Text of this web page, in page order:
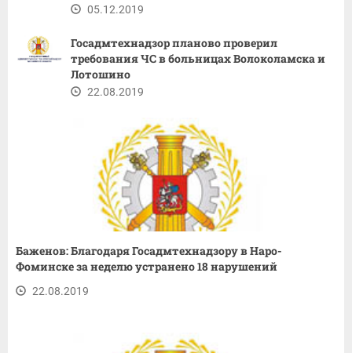
05.12.2019
Госадмтехнадзор планово проверил
требования ЧС в больницах Волоколамска и
Лотошино
22.08.2019
Баженов: Благодаря Госадмтехнадзору в Наро-
Фоминске за неделю устранено 18 нарушений
22.08.2019